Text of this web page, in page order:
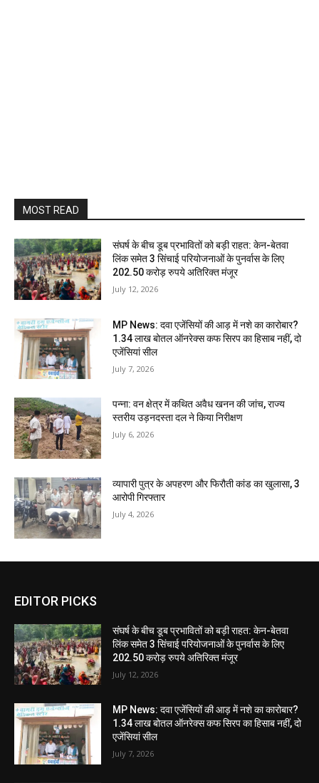
MOST READ
संघर्ष के बीच डूब प्रभावितों को बड़ी राहत: केन-बेतवा
लिंक समेत 3 सिंचाई परियोजनाओं के पुनर्वास के लिए
202.50 करोड़ रुपये अतिरिक्त मंजूर
July 12, 2026
MP News: दवा एजेंसियों की आड़ में नशे का कारोबार?
1.34 लाख बोतल ऑनरेक्स कफ सिरप का हिसाब नहीं, दो
एजेंसियां सील
July 7, 2026
पन्ना: वन क्षेत्र में कथित अवैध खनन की जांच, राज्य
स्तरीय उड़नदस्ता दल ने किया निरीक्षण
July 6, 2026
व्यापारी पुत्र के अपहरण और फिरौती कांड का खुलासा, 3
आरोपी गिरफ्तार
July 4, 2026
EDITOR PICKS
संघर्ष के बीच डूब प्रभावितों को बड़ी राहत: केन-बेतवा
लिंक समेत 3 सिंचाई परियोजनाओं के पुनर्वास के लिए
202.50 करोड़ रुपये अतिरिक्त मंजूर
July 12, 2026
MP News: दवा एजेंसियों की आड़ में नशे का कारोबार?
1.34 लाख बोतल ऑनरेक्स कफ सिरप का हिसाब नहीं, दो
एजेंसियां सील
July 7, 2026